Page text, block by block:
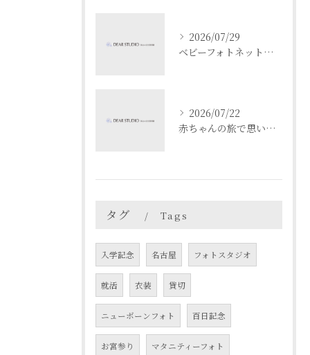
2026/07/29
ベビーフォトネットで成長記録と安全を両立する撮影と共有のコツ
2026/07/22
赤ちゃんの旅で思い出作り愛知県名古屋市春日井市でベビーフォト映えスポットを満喫するコツ
タグ Tags
入学記念 名古屋 フォトスタジオ
就活 衣装 貸切
ニューボーンフォト 百日記念
お宮参り マタニティーフォト